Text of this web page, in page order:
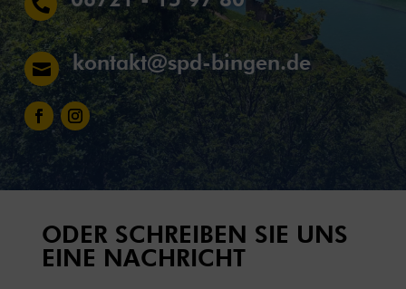

 kontakt@spd-bingen.de
ODER SCHREIBEN SIE UNS
EINE NACHRICHT